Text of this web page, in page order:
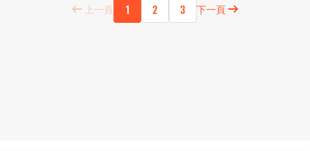
上一頁 1 2 3 下一頁